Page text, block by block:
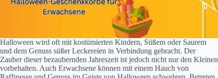
Halloween wird oft mit kostümierten Kindern, Süßem oder Saurem
und dem Genuss süßer Leckereien in Verbindung gebracht. Der
Zauber dieser bezaubernden Jahreszeit ist jedoch nicht nur den Kleinen
vorbehalten. Auch Erwachsene können mit einem Hauch von